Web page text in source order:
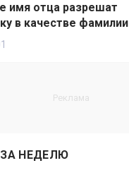
имя отца разрешат
в качестве фамилии
НЕДЕЛЮ